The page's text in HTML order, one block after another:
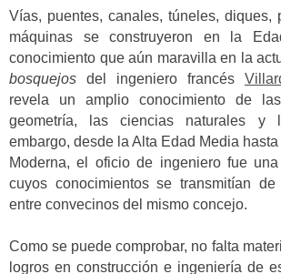
Vías, puentes, canales, túneles, diques,
máquinas se construyeron en la
conocimiento que aún maravilla en la
bosquejos del ingeniero francés
revela un amplio conocimiento de
geometría, las ciencias naturales y
embargo, desde la Alta Edad Media
Moderna, el oficio de ingeniero fue
cuyos conocimientos se transmitían
entre convecinos del mismo concejo.
Como se puede comprobar, no falta
logros en construcción e ingeniería de